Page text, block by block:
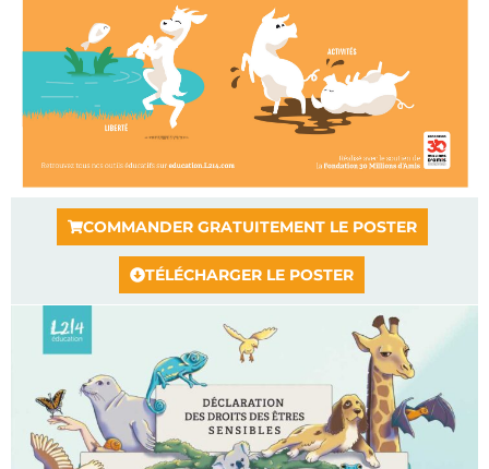
COMMANDER GRATUITEMENT LE POSTER
TÉLÉCHARGER LE POSTER